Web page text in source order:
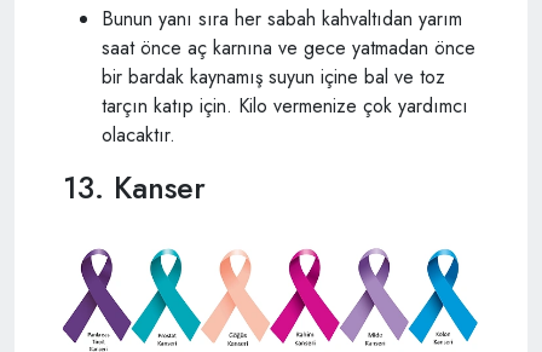
Bunun yanı sıra her sabah kahvaltıdan yarım
saat önce aç karnına ve gece yatmadan önce
bir bardak kaynamış suyun içine bal ve toz
tarçın katıp için. Kilo vermenize çok yardımcı
olacaktır.
13. Kanser